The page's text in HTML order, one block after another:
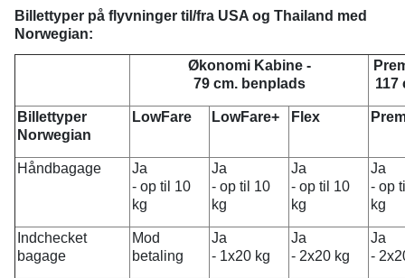
Billettyper på flyvninger til/fra USA og Thailand med
Norwegian:
Økonomi Kabine -
79 cm. benplads
117
Billettyper
Norwegian
LowFare LowFare+ Flex
Håndbagage
Ja
- op til 10
kg
Ja
- op til 10
kg
Ja
- op til 10
kg
Ja
- op
kg
Indchecket
bagage
Mod
betaling
Ja
- 1x20 kg
Ja
- 2x20 kg
Ja
-